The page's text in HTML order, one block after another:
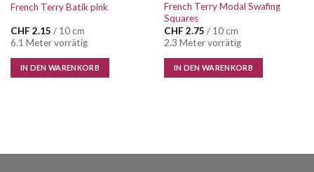
French Terry Batik pink
CHF 2.15 / 10 cm
6.1 Meter vorrätig
IN DEN WARENKORB
French Terry Modal Swafing
Squares
CHF 2.75 / 10 cm
2.3 Meter vorrätig
IN DEN WARENKORB